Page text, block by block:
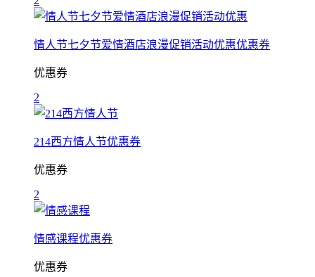
情人节七夕节爱情酒店浪漫促销活动优惠优惠券
优惠券
2
214西方情人节优惠券
优惠券
2
情感课程优惠券
优惠券